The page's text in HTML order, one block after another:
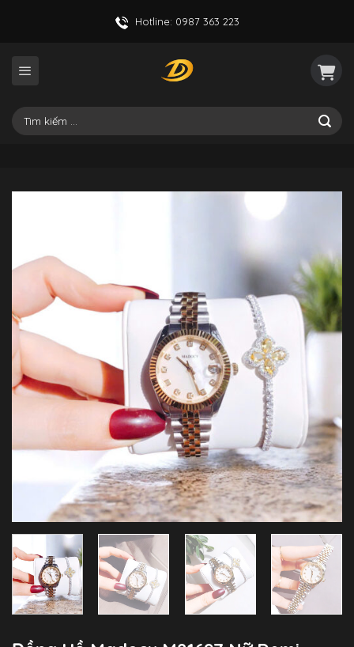
Hotline: 0987 363 223
Tìm
kiếm: